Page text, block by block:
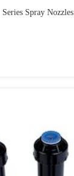
Spray Nozzles